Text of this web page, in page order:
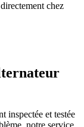
chez
inspectée et testée
notre service